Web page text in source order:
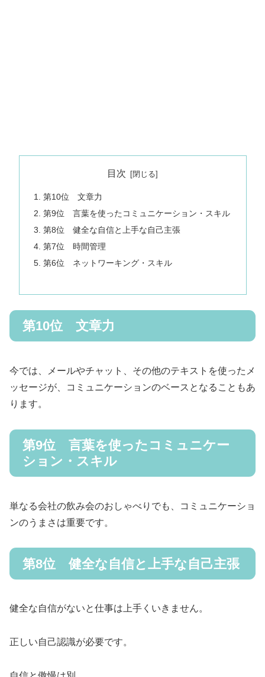
目次
第10位 文章力
第9位 言葉を使ったコミュニケーション・スキル
第8位 健全な自信と上手な自己主張
第7位 時間管理
第6位 ネットワーキング・スキル
第10位 文章力
今では、メールやチャット、その他のテキストを使ったメ
ッセージが、コミュニケーションのベースとなることもあ
ります。
第9位 言葉を使ったコミュニケー
ション・スキル
単なる会社の飲み会のおしゃべりでも、コミュニケーショ
ンのうまさは重要です。
第8位 健全な自信と上手な自己主張
健全な自信がないと仕事は上手くいきません。
正しい自己認識が必要です。